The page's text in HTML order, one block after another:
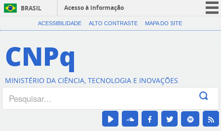
BRASIL
Acesso à informação
CORONAVÍRUS (COVID-19)
Canais
ACESSIBILIDADE ALTO CONTRASTE MAPA DO SITE
CNPq
MINISTÉRIO DA CIÊNCIA, TECNOLOGIA E INOVAÇÕES